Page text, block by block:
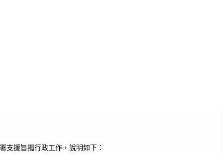
支援旨揭行政工作，說明如下：